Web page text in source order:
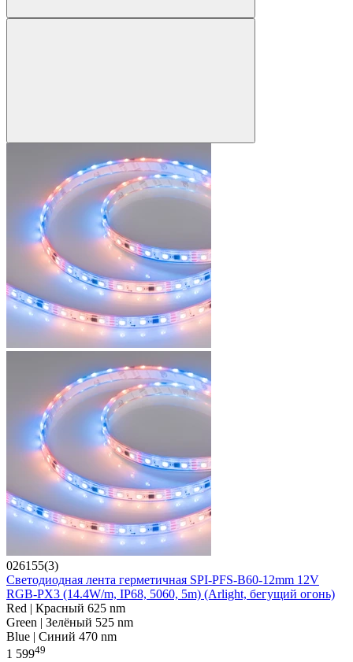
026155(3)
Светодиодная лента герметичная SPI-PFS-B60-12mm 12V
RGB-PX3 (14.4W/m, IP68, 5060, 5m) (Arlight, бегущий огонь)
Red | Красный 625 nm
Green | Зелёный 525 nm
Blue | Синий 470 nm
1 59949